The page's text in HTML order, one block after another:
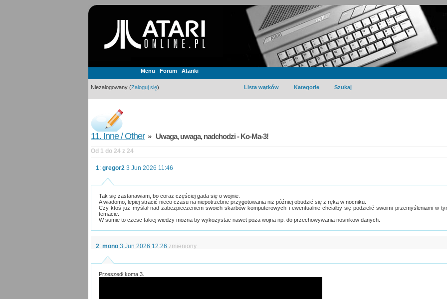
Menu Forum Atariki
Niezalogowany (Zaloguj się) Lista wątków Kategorie Szukaj
11. Inne / Other» Uwaga, uwaga, nadchodzi - Ko-Ma-3!
Od 1 do 24 z 24
1: gregor2 3 Jun 2026 11:46
Tak się zastanawiam, bo coraz częściej gada się o wojnie.
A wiadomo, lepiej stracić nieco czasu na niepotrzebne przygotowania niż później obudzić się z ręką w nocniku.
Czy ktoś już myślał nad zabezpieczeniem swoich skarbów komputerowych i ewentualnie chciałby się podzielić swoimi przemyśleniami w
temacie.
W sumie to czesc takiej wiedzy mozna by wykozystac nawet poza wojna np. do przechowywania nosnikow danych.
2: mono 3 Jun 2026 12:26 zmieniony
Przeszedł koma 3.